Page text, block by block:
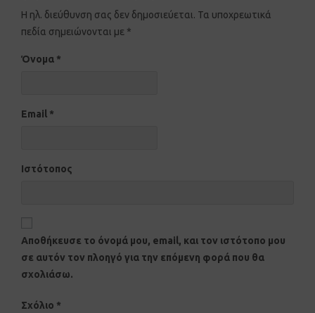
Η ηλ. διεύθυνση σας δεν δημοσιεύεται. Τα υποχρεωτικά
πεδία σημειώνονται με *
Όνομα *
Email *
Ιστότοπος
Αποθήκευσε το όνομά μου, email, και τον ιστότοπο μου
σε αυτόν τον πλοηγό για την επόμενη φορά που θα
σχολιάσω.
Σχόλιο *